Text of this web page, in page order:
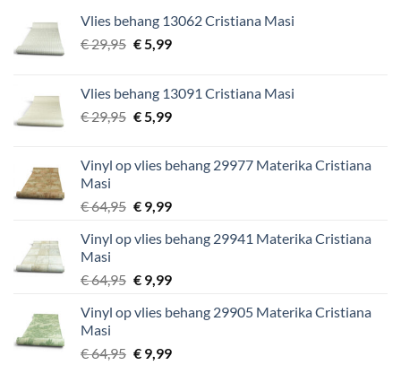
Vlies behang 13062 Cristiana Masi
€29,95 Oorspronkelijke
€ 29,95.
€5,99Huidige
€ 5,99.
Vlies behang 13091 Cristiana Masi
€29,95 Oorspronkelijke
€ 29,95.
€5,99Huidige
€ 5,99.
Vinyl op vlies behang 29977 Materika Cristiana
Masi
€64,95 Oorspronkelijke
was:
€9,99Huidige
is:
Vinyl op vlies behang 29941 Materika Cristiana
Masi
€64,95 Oorspronkelijke
was:
€9,99Huidige
is:
Vinyl op vlies behang 29905 Materika Cristiana
Masi
€64,95 Oorspronkelijke
€9,99Huidige